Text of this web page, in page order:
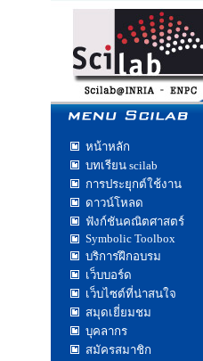
หน้าหลัก
บทเรียน scilab
การประยุกต์ใช้งาน
ดาวน์โหลด
ฟังก์ชันคณิตศาสตร์
Symbolic Toolbox
บริการฝึกอบรม
เว็บบอร์ด
เว็บไซต์ที่น่าสนใจ
สมุดเยี่ยมชม
บุคลากร
สมัครสมาชิก